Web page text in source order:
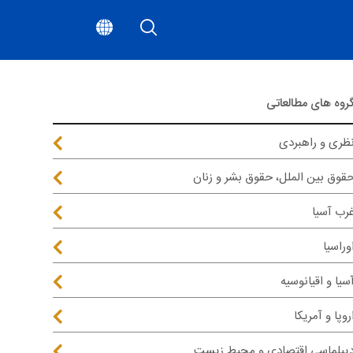
های مطالعاتی
نظری و راهبردی
بین الملل، حقوق بشر و زنان
آسیا
اوراسیا
و اقیانوسیه
اروپا و آمریکا